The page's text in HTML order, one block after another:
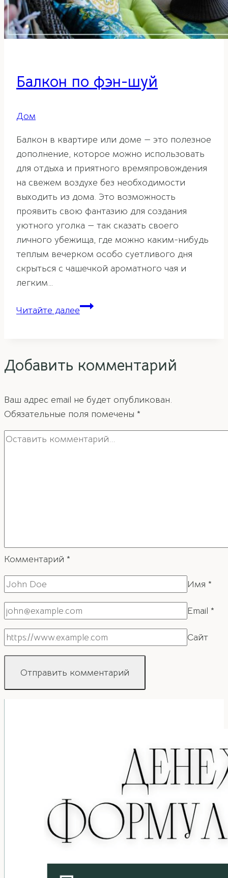
Балкон по фэн-шуй
Дом
Балкон в квартире или доме — это полезное
дополнение, которое можно использовать
для отдыха и приятного времяпровождения
на свежем воздухе без необходимости
выходить из дома. Это возможность
проявить свою фантазию для создания
уютного уголка — так сказать своего
личного убежища, где можно каким-нибудь
теплым вечерком особо суетливого дня
скрыться с чашечкой ароматного чая и
легким…
Читайте далееБалкон
Добавить комментарий
Ваш адрес email не будет опубликован.
Обязательные поля помечены *
Комментарий *
Имя *
Email *
Сайт